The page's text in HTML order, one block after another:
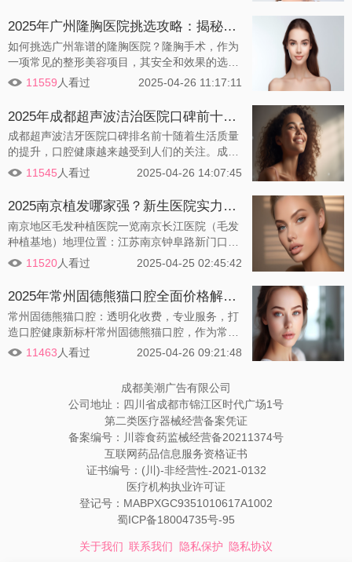
特之处呢？
2025年广州隆胸医院挑选攻略：揭秘如何甄别优质医疗机构
如何挑选广州靠谱的隆胸医院？隆胸手术，作为
一项常见的整形美容项目，其安全和效果的选择
至关重要。在广州这座繁华的大都市，众多的医
院成了许多人的难题。以下是一些挑选医院时值
得关注的因素：
2025-04-26 11:17:11
11559人看过
2025年成都超声波洁治医院口碑前十盘点！成都微笑口腔诊所，专业护理，绽放洁白笑容！
成都超声波洁牙医院口碑排名前十随着生活质量
的提升，口腔健康越来越受到人们的关注。成都
市内涌现了众多专业的超声波洁牙医院，以下是
医院口碑排名前十的医院介绍：
2025-04-26 14:07:45
11545 人看过
2025南京植发哪家强？新生医院实力解析！
南京地区毛发种植医院一览南京长江医院（毛发
种植基地）地理位置：江苏南京钟阜路新门口18
号（南京市鼓楼区新门口18号）成立时间：200
发朋友带来新生，成为华东地区较早成立的毛发
种植基地。业务范围：提供头发种植、鬓发种
植、眉毛种植、睫毛种植、胡须种植、胸毛种
植、腋毛种植、体毛种植等服务，以及毛发检
测、中医理疗。技术特色：采用FUT、FUE、TD
2025-04-25 02:45:42
11520人看过
2025年常州固德熊猫口腔全面价格解析：种植牙、隐形矫正、儿童齿科优惠活动一览
常州固德熊猫口腔：透明化收费，专业服务，打
造口腔健康新标杆常州固德熊猫口腔，作为常州
地区数字化口腔诊疗的领军机构，以其透明化的
费标准，涵盖种植牙、矫正、补牙、拔牙等10大
类项目，并提供近期优惠活动和就诊建议，助您
轻松选择合适的治疗方案。
2025-04-26 09:21:48
11463人看过
成都美潮广告有限公司
公司地址：四川省成都市锦江区时代广场1号
第二类医疗器械经营备案凭证
备案编号：川蓉食药监械经营备20211374号
互联网药品信息服务资格证书
证书编号：(川)-非经营性-2021-0132
医疗机构执业许可证
登记号：MABPXGC9351010617A1002
蜀ICP备18004735号-95
关于我们 联系我们 隐私保护 隐私协议